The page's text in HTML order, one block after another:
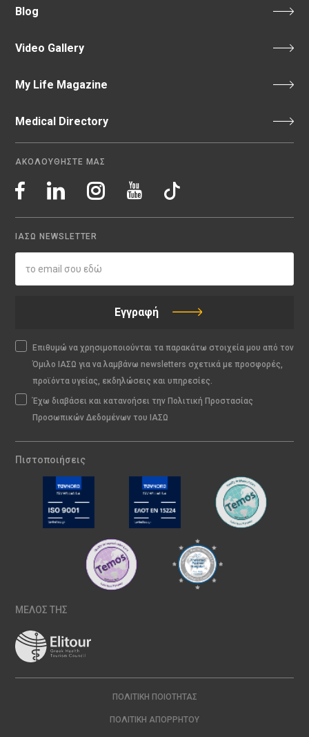
Blog
Video Gallery
My Life Magazine
Medical Directory
ΑΚΟΛΟΥΘΗΣΤΕ ΜΑΣ
ΙΑΣΩ NEWSLETTER
Εγγραφή
Επιθυμώ να χρησιμοποιούνται τα παρακάτω στοιχεία μου από τον
Όμιλο ΙΑΣΩ για να λαμβάνω newsletters σχετικά με προσφορές,
προϊόντα υγείας, εκδηλώσεις και υπηρεσίες.
Έχω διαβάσει και κατανοήσει την Πολιτική Προστασίας
Προσωπικών Δεδομένων του ΙΑΣΩ
Πιστοποιήσεις
ΜΕΛΟΣ ΤΗΣ
ΠΟΛΙΤΙΚΉ ΠΟΙΌΤΗΤΑΣ
ΠΟΛΙΤΙΚΉ ΑΠΟΡΡΉΤΟΥ